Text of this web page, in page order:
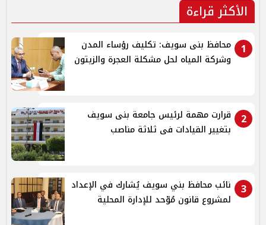
الأكثر قراءة
1
محافظ بنى سويف: تكليف رؤساء المدن
وشركة المياه لحل مشكلة العجرة والزيتون
2
قرارت مهمة لرئيس جامعة بنى سويف
بتغيير القيادات فى ثلاثة مناصب
3
نائب محافظ بني سويف يُشارك في الإعداد
لمشروع قانون مُوّحد للإدارة المحلية